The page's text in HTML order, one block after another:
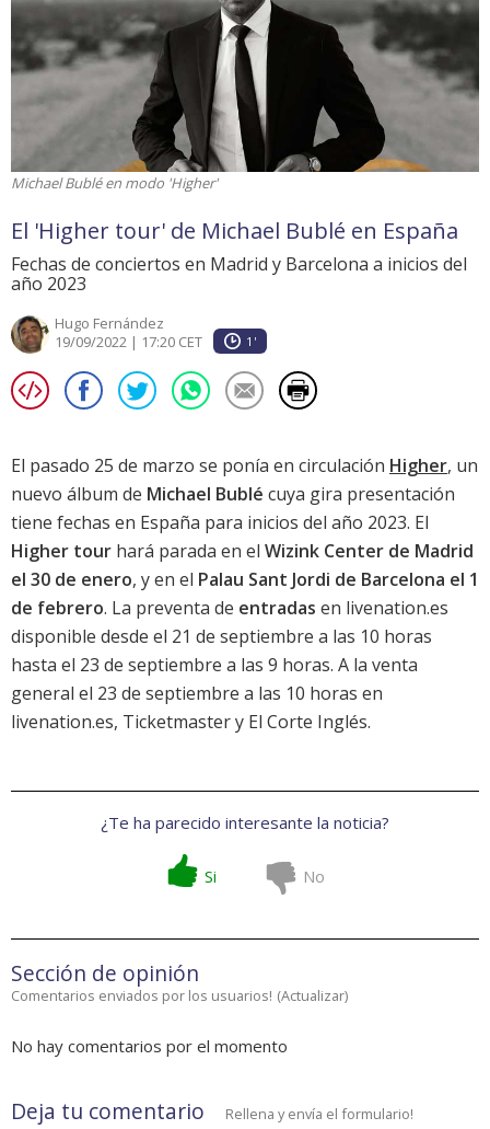
Michael Bublé en modo 'Higher'
El 'Higher tour' de Michael Bublé en España
Fechas de conciertos en Madrid y Barcelona a inicios del
año 2023
Hugo Fernández
19/09/2022 | 17:20 CET
1'
El pasado 25 de marzo se ponía en circulación Higher, un
nuevo álbum de Michael Bublé cuya gira presentación
tiene fechas en España para inicios del año 2023. El
Higher tour hará parada en el Wizink Center de Madrid
el 30 de enero, y en el Palau Sant Jordi de Barcelona el 1
de febrero. La preventa de entradas en livenation.es
disponible desde el 21 de septiembre a las 10 horas
hasta el 23 de septiembre a las 9 horas. A la venta
general el 23 de septiembre a las 10 horas en
livenation.es, Ticketmaster y El Corte Inglés.
¿Te ha parecido interesante la noticia?
Si No
Sección de opinión
Comentarios enviados por los usuarios! (Actualizar)
No hay comentarios por el momento
Deja tu comentario Rellena y envía el formulario!